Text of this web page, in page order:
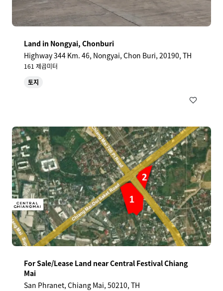
Land in Nongyai, Chonburi
Highway 344 Km. 46, Nongyai, Chon Buri, 20190, TH
161 제곱미터
토지
For Sale/Lease Land near Central Festival Chiang
Mai
San Phranet, Chiang Mai, 50210, TH